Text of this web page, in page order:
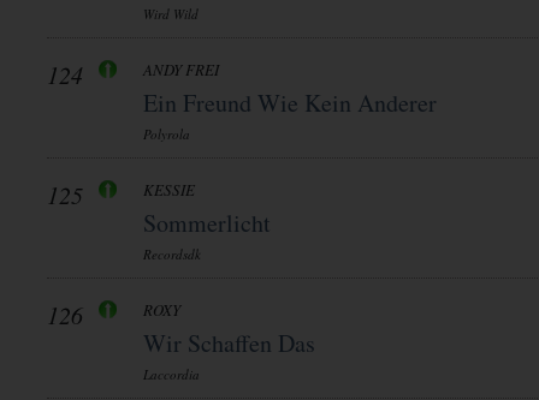
Wird Wild
124 ANDY FREI
Ein Freund Wie Kein Anderer
Polyrola
125 KESSIE
Sommerlicht
Recordsdk
126 ROXY
Wir Schaffen Das
Laccordia